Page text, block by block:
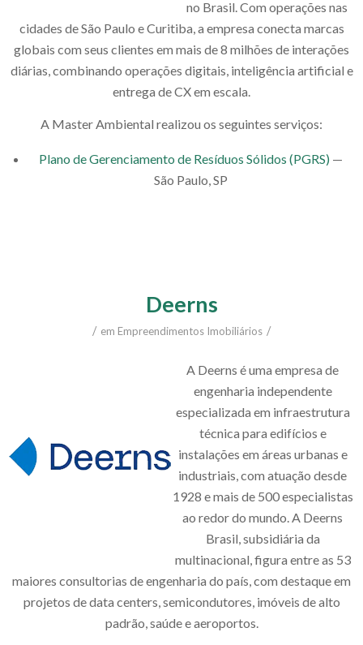
no Brasil. Com operações nas
cidades de São Paulo e Curitiba, a empresa conecta marcas
globais com seus clientes em mais de 8 milhões de interações
diárias, combinando operações digitais, inteligência artificial e
entrega de CX em escala.
A Master Ambiental realizou os seguintes serviços:
Plano de Gerenciamento de Resíduos Sólidos (PGRS) —
São Paulo, SP
Deerns
/ em Empreendimentos Imobiliários /
A Deerns é uma empresa de
engenharia independente
especializada em infraestrutura
técnica para edifícios e
instalações em áreas urbanas e
industriais, com atuação desde
1928 e mais de 500 especialistas
ao redor do mundo. A Deerns
Brasil, subsidiária da
multinacional, figura entre as 53
maiores consultorias de engenharia do país, com destaque em
projetos de data centers, semicondutores, imóveis de alto
padrão, saúde e aeroportos.